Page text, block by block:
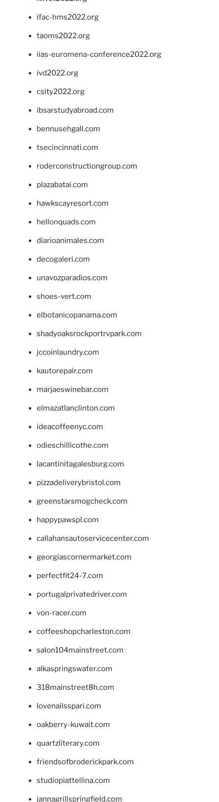
ifac-hms2022.org
taoms2022.org
iias-euromena-conference2022.org
ivd2022.org
csity2022.org
ibsarstudyabroad.com
bennusehgall.com
tsecincinnati.com
roderconstructiongroup.com
plazabatai.com
hawkscayresort.com
hellonquads.com
diarioanimales.com
decogaleri.com
unavozparadios.com
shoes-vert.com
elbotanicopanama.com
shadyoaksrockportrvpark.com
jccoinlaundry.com
kautorepair.com
marjaeswinebar.com
elmazatlanclinton.com
ideacoffeenyc.com
odieschillicothe.com
lacantinitagalesburg.com
pizzadeliverybristol.com
greenstarsmogcheck.com
happypawspl.com
callahansautoservicecenter.com
georgiascornermarket.com
perfectfit24-7.com
portugalprivatedriver.com
von-racer.com
coffeeshopcharleston.com
salon104mainstreet.com
alkaspringswater.com
318mainstreet8h.com
lovenailsspari.com
oakberry-kuwait.com
quartzliterary.com
friendsofbroderickpark.com
studiopiattellina.com
jannagrillspringfield.com